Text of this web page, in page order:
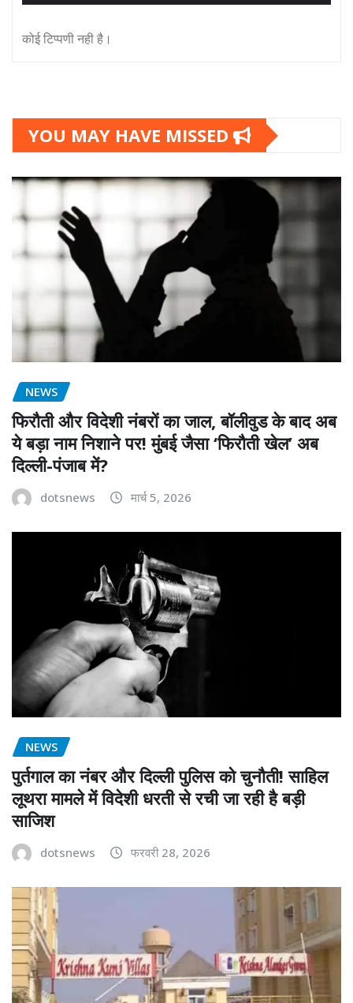
कोई टिप्पणी नही है।
YOU MAY HAVE MISSED
NEWS
फिरौती और विदेशी नंबरों का जाल, बॉलीवुड के बाद अब
ये बड़ा नाम निशाने पर! मुंबई जैसा ‘फिरौती खेल’ अब
दिल्ली-पंजाब में?
dotsnews मार्च 5, 2026
NEWS
पुर्तगाल का नंबर और दिल्ली पुलिस को चुनौती! साहिल
लूथरा मामले में विदेशी धरती से रची जा रही है बड़ी
साजिश
dotsnews फरवरी 28, 2026